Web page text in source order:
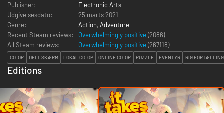
Publisher:
Electronic Arts
Udgivelsesdato:
25 marts 2021
Genre:
Action, Adventure
Recent Steam reviews:
Overwhelmingly positive (2086)
All Steam reviews:
Overwhelmingly positive (267118)
CO-OP DELT SKÆRM LOKAL CO-OP ONLINE CO-OP PUZZLE EVENTYR RIG FORTÆLLING
Editions